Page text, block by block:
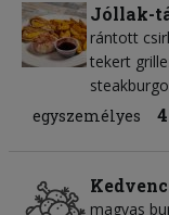
Jóllak-
rántott
tekert
egyszemélyes
magvas